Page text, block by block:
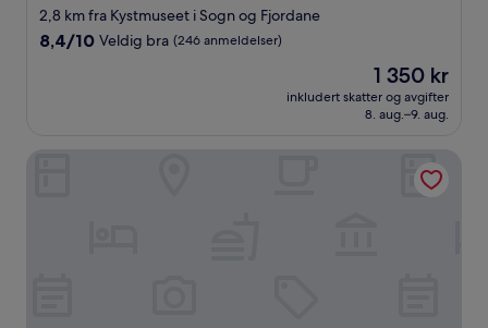
med
3.0
2,8 km fra Kystmuseet i Sogn og Fjordane
8.4
anmeldelser)
8,4/10 Veldig bra (246 anmeldelser)
Prisen
er
1 350 kr
1 350 kr
inkludert skatter og avgifter
8. aug.–9. aug.